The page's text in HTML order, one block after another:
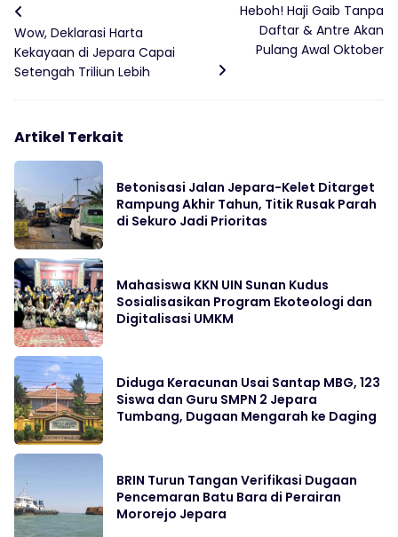
Wow, Deklarasi Harta
Kekayaan di Jepara Capai
Setengah Triliun Lebih
Heboh! Haji Gaib Tanpa
Daftar & Antre Akan
Pulang Awal Oktober
Artikel Terkait
Betonisasi Jalan Jepara-Kelet Ditarget
Rampung Akhir Tahun, Titik Rusak Parah
di Sekuro Jadi Prioritas
Mahasiswa KKN UIN Sunan Kudus
Sosialisasikan Program Ekoteologi dan
Digitalisasi UMKM
Diduga Keracunan Usai Santap MBG, 123
Siswa dan Guru SMPN 2 Jepara
Tumbang, Dugaan Mengarah ke Daging
BRIN Turun Tangan Verifikasi Dugaan
Pencemaran Batu Bara di Perairan
Mororejo Jepara